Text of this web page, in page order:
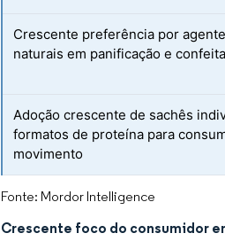
Crescente preferência por
naturais em panificação e
Adoção crescente de sachês
formatos de proteína para
movimento
Fonte: Mordor Intelligence
Crescente foco do consumidor